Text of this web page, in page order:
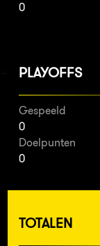
0
PLAYOFFS
Gespeeld
0
Doelpunten
0
TOTALEN